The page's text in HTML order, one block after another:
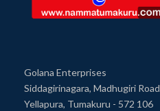
Golana Enterprises
Siddagirinagara, Madhugiri Road
Yellapura, Tumakuru - 572 106